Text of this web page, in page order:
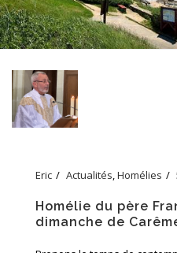
Eric Actualités,Homélies
Homélie du père
dimanche de